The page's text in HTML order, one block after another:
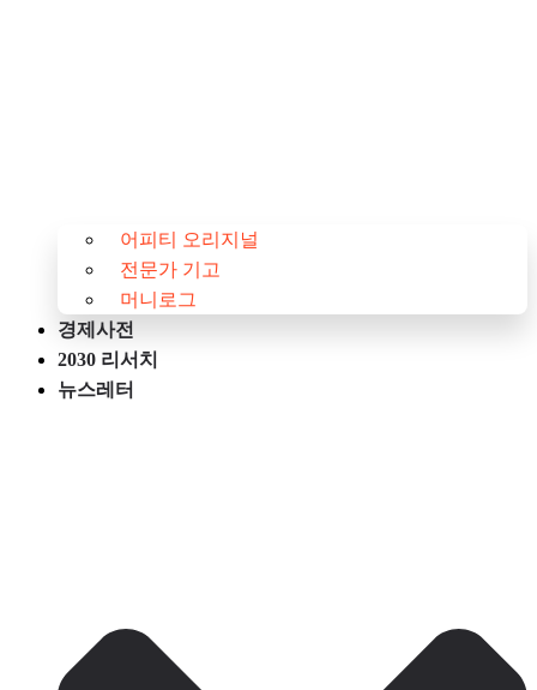
어피티 오리지널
전문가 기고
머니로그
경제사전
2030 리서치
뉴스레터